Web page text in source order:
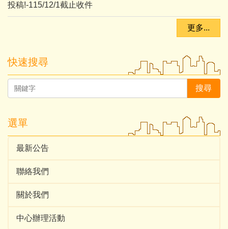
投稿!-115/12/1截止收件
更多...
快速搜尋
搜尋
選單
最新公告
聯絡我們
關於我們
中心辦理活動